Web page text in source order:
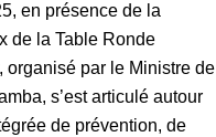
en présence de la
de la Table Ronde
organisé par le Ministre de
s’est articulé autour
de prévention, de